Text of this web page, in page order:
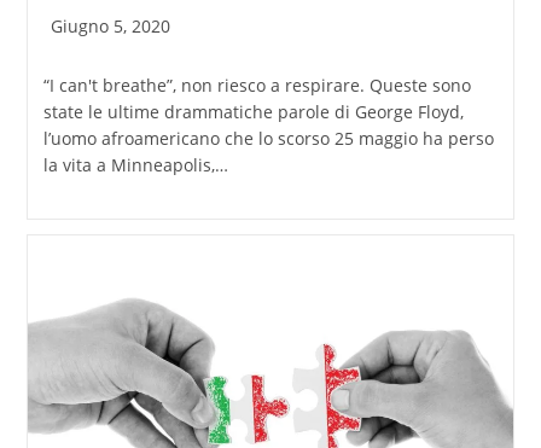
Articolo
Giugno 5, 2020
“I can't breathe”, non riesco a respirare. Queste sono
state le ultime drammatiche parole di George Floyd,
l’uomo afroamericano che lo scorso 25 maggio ha perso
la vita a Minneapolis,…